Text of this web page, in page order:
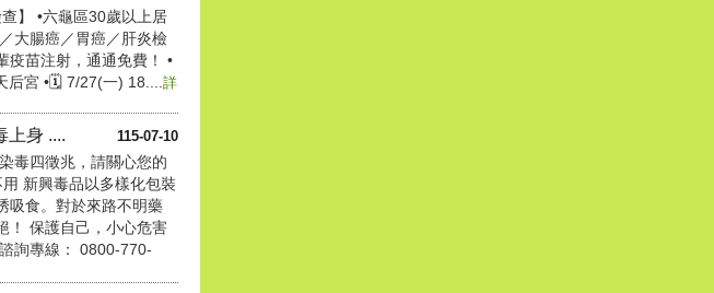
】 •六龜區30歲以上居
大腸癌／胃癌／肝炎檢
疫苗注射，通通免費！ •
宮 •🗓 7/27(一) 18.... 詳
115-07-10
上身 ....
毒四徵兆，請關心您的
新興毒品以多樣化包裝
吸食。對於來路不明藥
！ 保護自己，小心危害
詢專線： 0800-770-